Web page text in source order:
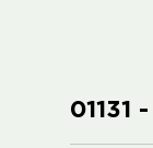
01131